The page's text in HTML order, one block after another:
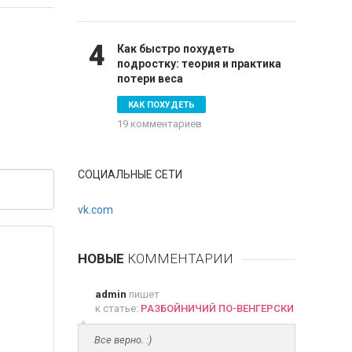
4
Как быстро похудеть
подростку: теория и практика
потери веса
КАК ПОХУДЕТЬ
19 комментариев
СОЦИАЛЬНЫЕ СЕТИ
vk.com
НОВЫЕ КОММЕНТАРИИ
admin пишет
к статье: РАЗБОЙНИЧИЙ ПО-ВЕНГЕРСКИ
Все верно. :)